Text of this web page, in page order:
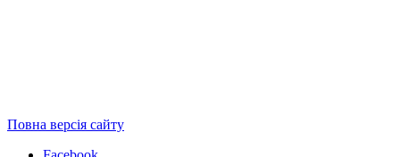
Повна версія сайту